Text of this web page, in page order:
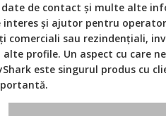
de contact și multe alte
interes și ajutor pentru
comerciali sau rezindențiali,
profile. Un aspect cu care
este singurul produs cu